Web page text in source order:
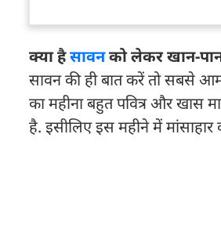
क्या हैसावनको लेकर खान-पान
सावन की ही बात करें तो सबसे आम
का महीना बहुत पवित्र और खास
है. इसीलिए इस महीने में मांसाहार